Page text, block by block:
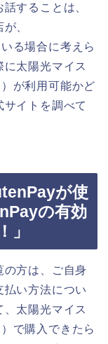
することは、
、
る場合に考えら
太陽光マイス
が利用可能かど
イトを調べて
が使
の有効
」
の方は、ご自身
払い方法につい
太陽光マイス
で購入できたら